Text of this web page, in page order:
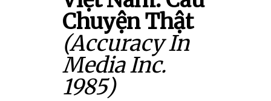
Chuyện Thật
(Accuracy In
Media Inc.
1985)